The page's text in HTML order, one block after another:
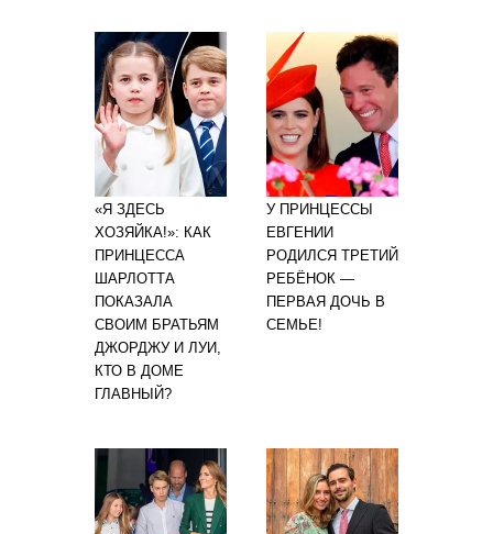
«Я ЗДЕСЬ
ХОЗЯЙКА!»: КАК
ПРИНЦЕССА
ШАРЛОТТА
ПОКАЗАЛА
СВОИМ БРАТЬЯМ
ДЖОРДЖУ И ЛУИ,
КТО В ДОМЕ
ГЛАВНЫЙ?
У ПРИНЦЕССЫ
ЕВГЕНИИ
РОДИЛСЯ ТРЕТИЙ
РЕБЁНОК —
ПЕРВАЯ ДОЧЬ В
СЕМЬЕ!